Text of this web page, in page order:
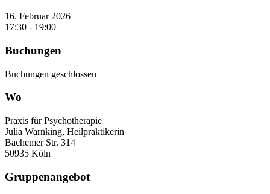
16. Februar 2026
17:30 - 19:00
Buchungen
Buchungen geschlossen
Wo
Praxis für Psychotherapie
Julia Warnking, Heilpraktikerin
Bachemer Str. 314
50935 Köln
Gruppenangebot